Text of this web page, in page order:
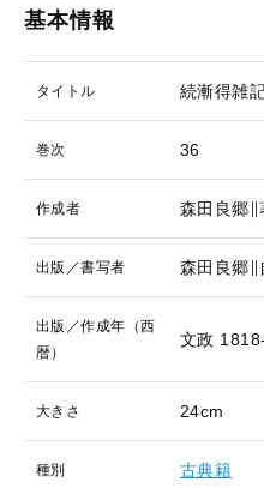
基本情報
タイトル 続漸得雑
巻次 36
作成者 森田良郷∥
出版／書写者 森田良郷∥
出版／作成年（西
暦）
文政
大きさ 24cm
種別 古典籍